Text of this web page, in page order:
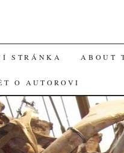
STRÁNKA ABOUT
O AUTOROVI